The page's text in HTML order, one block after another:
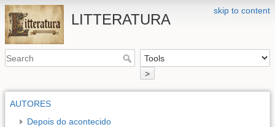
skip to content
LITTERATURA
>
AUTORES
Depois do acontecido